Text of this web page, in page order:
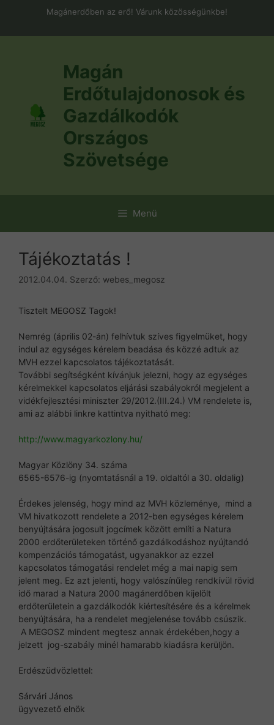
Magánerdőben az erő! Várunk közösségünkbe!
Magán
Erdőtulajdonosok és
Gazdálkodók
Országos
Szövetsége
Menü
Tájékoztatás !
2012.04.04. Szerző: webes_megosz
Tisztelt MEGOSZ Tagok!
Nemrég (április 02-án) felhívtuk szíves figyelmüket, hogy
indul az egységes kérelem beadása és közzé adtuk az
MVH ezzel kapcsolatos tájékoztatását.
További segítségként kívánjuk jelezni, hogy az egységes
kérelmekkel kapcsolatos eljárási szabályokról megjelent a
vidékfejlesztési miniszter 29/2012.(III.24.) VM rendelete is,
ami az alábbi linkre kattintva nyitható meg:
http://www.magyarkozlony.hu/
Magyar Közlöny 34. száma
6565-6576-ig (nyomtatásnál a 19. oldaltól a 30. oldalig)
Érdekes jelenség, hogy mind az MVH közleménye, mind a
VM hivatkozott rendelete a 2012-ben egységes kérelem
benyújtására jogosult jogcímek között említi a Natura
2000 erdőterületeken történő gazdálkodáshoz nyújtandó
kompenzációs támogatást, ugyanakkor az ezzel
kapcsolatos támogatási rendelet még a mai napig sem
jelent meg. Ez azt jelenti, hogy valószínűleg rendkívül rövid
idő marad a Natura 2000 magánerdőben kijelölt
erdőterületein a gazdálkodók kiértesítésére és a kérelmek
benyújtására, ha a rendelet megjelenése tovább csúszik.
A MEGOSZ mindent megtesz annak érdekében,hogy a
jelzett jog-szabály minél hamarabb kiadásra kerüljön.
Erdészüdvözlettel:
Sárvári János
ügyvezető elnök